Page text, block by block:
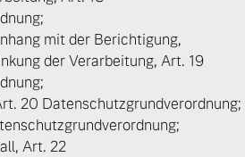
mit der Berichtigung,
der Verarbeitung, Art. 19
20 Datenschutzgrundverordnung;
Art. 22